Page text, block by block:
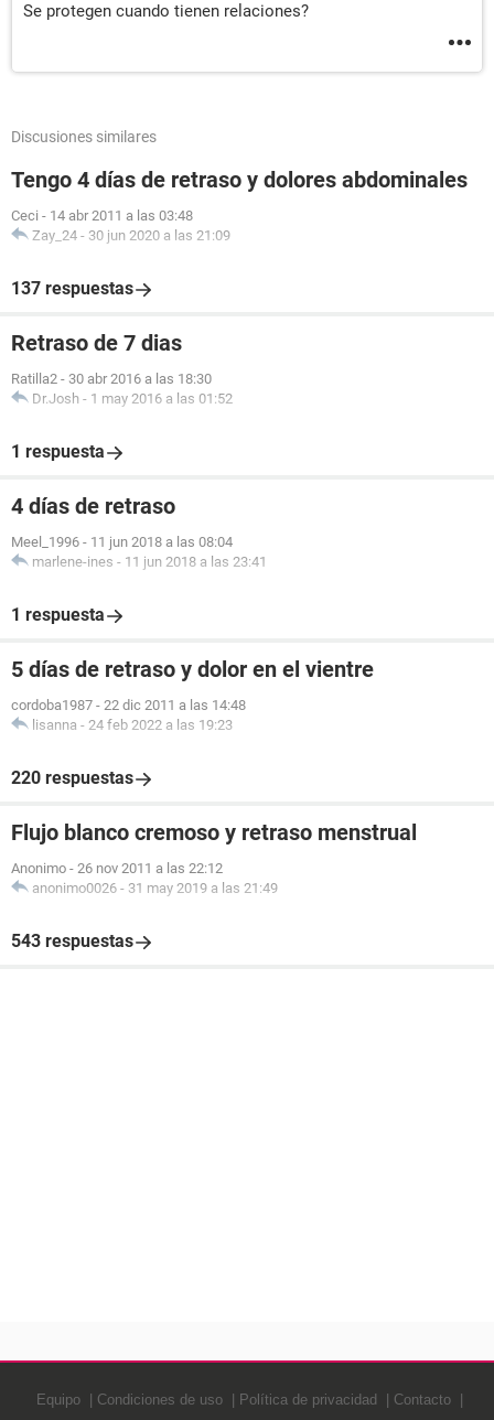
Se protegen cuando tienen relaciones?
Discusiones similares
Tengo 4 días de retraso y dolores abdominales
Ceci - 14 abr 2011 a las 03:48
Zay_24 - 30 jun 2020 a las 21:09
137 respuestas
Retraso de 7 dias
Ratilla2 - 30 abr 2016 a las 18:30
Dr.Josh - 1 may 2016 a las 01:52
1 respuesta
4 días de retraso
Meel_1996 - 11 jun 2018 a las 08:04
marlene-ines - 11 jun 2018 a las 23:41
1 respuesta
5 días de retraso y dolor en el vientre
cordoba1987 - 22 dic 2011 a las 14:48
lisanna - 24 feb 2022 a las 19:23
220 respuestas
Flujo blanco cremoso y retraso menstrual
Anonimo - 26 nov 2011 a las 22:12
anonimo0026 - 31 may 2019 a las 21:49
543 respuestas
Equipo Condiciones de uso Política de privacidad Contacto